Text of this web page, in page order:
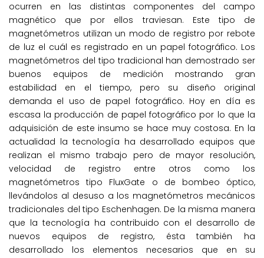
ocurren en las distintas componentes del campo
magnético que por ellos traviesan. Este tipo de
magnetómetros utilizan un modo de registro por rebote
de luz el cuál es registrado en un papel fotográfico. Los
magnetómetros del tipo tradicional han demostrado ser
buenos equipos de medición mostrando gran
estabilidad en el tiempo, pero su diseño original
demanda el uso de papel fotográfico. Hoy en día es
escasa la producción de papel fotográfico por lo que la
adquisición de este insumo se hace muy costosa. En la
actualidad la tecnología ha desarrollado equipos que
realizan el mismo trabajo pero de mayor resolución,
velocidad de registro entre otros como los
magnetómetros tipo FluxGate o de bombeo óptico,
llevándolos al desuso a los magnetómetros mecánicos
tradicionales del tipo Eschenhagen. De la misma manera
que la tecnología ha contribuido con el desarrollo de
nuevos equipos de registro, ésta también ha
desarrollado los elementos necesarios que en su